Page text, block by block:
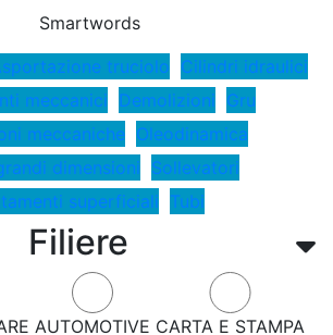
Filiere
AUTOMOTIVE CARTA E STAMPA
Smartwords
truciolo Cilindri idraulici
meccanici Demolizioni Gru
meccaniche Oleodinamica
dimensioni Sollevatori
superficiali
Tubi